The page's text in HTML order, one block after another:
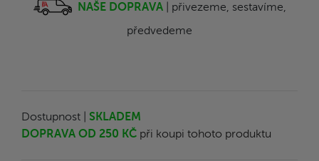
NAŠE DOPRAVA| přivezeme, sestavíme,
předvedeme
Dostupnost | SKLADEM
DOPRAVA OD 250 KČ při koupi tohoto produktu